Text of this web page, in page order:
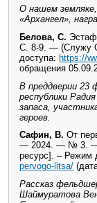
О нашем земляке,
«Архангел»,
Белова, С.
С. 8-9. — (Служу
доступа: https://
обращения
В преддверии 23
республики
запаса,
героев.
Сафин, В. От
— 2024. — № 3. —
ресурс]. – Режим
pervogo-litsa/
Рассказ
Шаймуратова